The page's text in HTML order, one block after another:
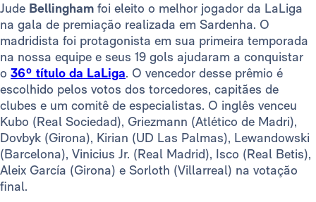
Jude Bellingham foi eleito o melhor jogador da LaLiga
na gala de premiação realizada em Sardenha. O
madridista foi protagonista em sua primeira temporada
na nossa equipe e seus 19 gols ajudaram a conquistar
o 36º título da LaLiga. O vencedor desse prêmio é
escolhido pelos votos dos torcedores, capitães de
clubes e um comitê de especialistas. O inglês venceu
Kubo (Real Sociedad), Griezmann (Atlético de Madri),
Dovbyk (Girona), Kirian (UD Las Palmas), Lewandowski
(Barcelona), Vinicius Jr. (Real Madrid), Isco (Real Betis),
Aleix García (Girona) e Sorloth (Villarreal) na votação
final.